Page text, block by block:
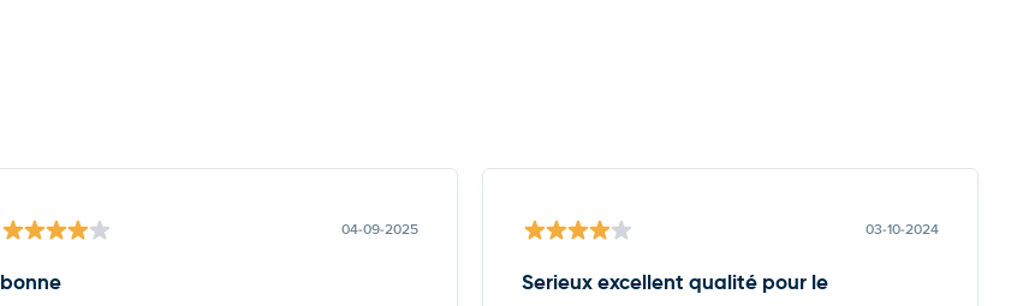
04-09-2025
bonne
03-10-2024
Serieux excellent qualité pour le